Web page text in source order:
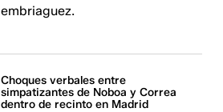
embriaguez.
Choques verbales entre
simpatizantes de Noboa y Correa
dentro de recinto en Madrid